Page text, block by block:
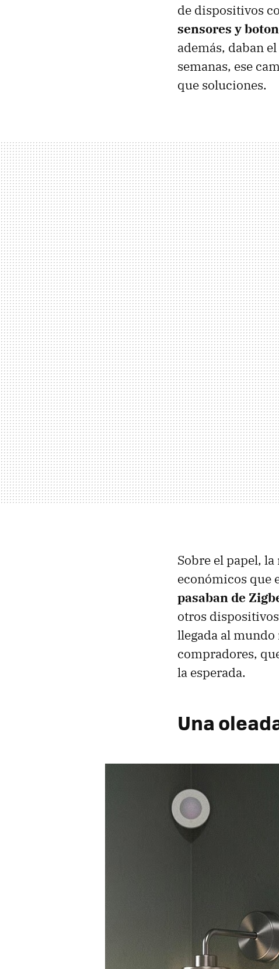
de dispositivos
sensores y
además, daban
semanas, ese
que soluciones.
Sobre el papel,
económicos que
pasaban de
otros
llegada al mundo
compradores,
la esperada.
Una